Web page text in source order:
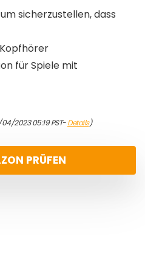
sicherzustellen, dass
für Spiele mit
2023 05:19 PST-Details)
PRÜFEN